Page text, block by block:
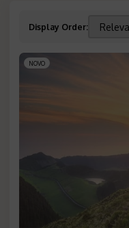
Display Order:
NOVO